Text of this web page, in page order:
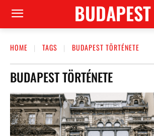
BUDAPEST
HOME TAGS BUDAPEST TÖRTÉNETE
BUDAPEST TÖRTÉNETE